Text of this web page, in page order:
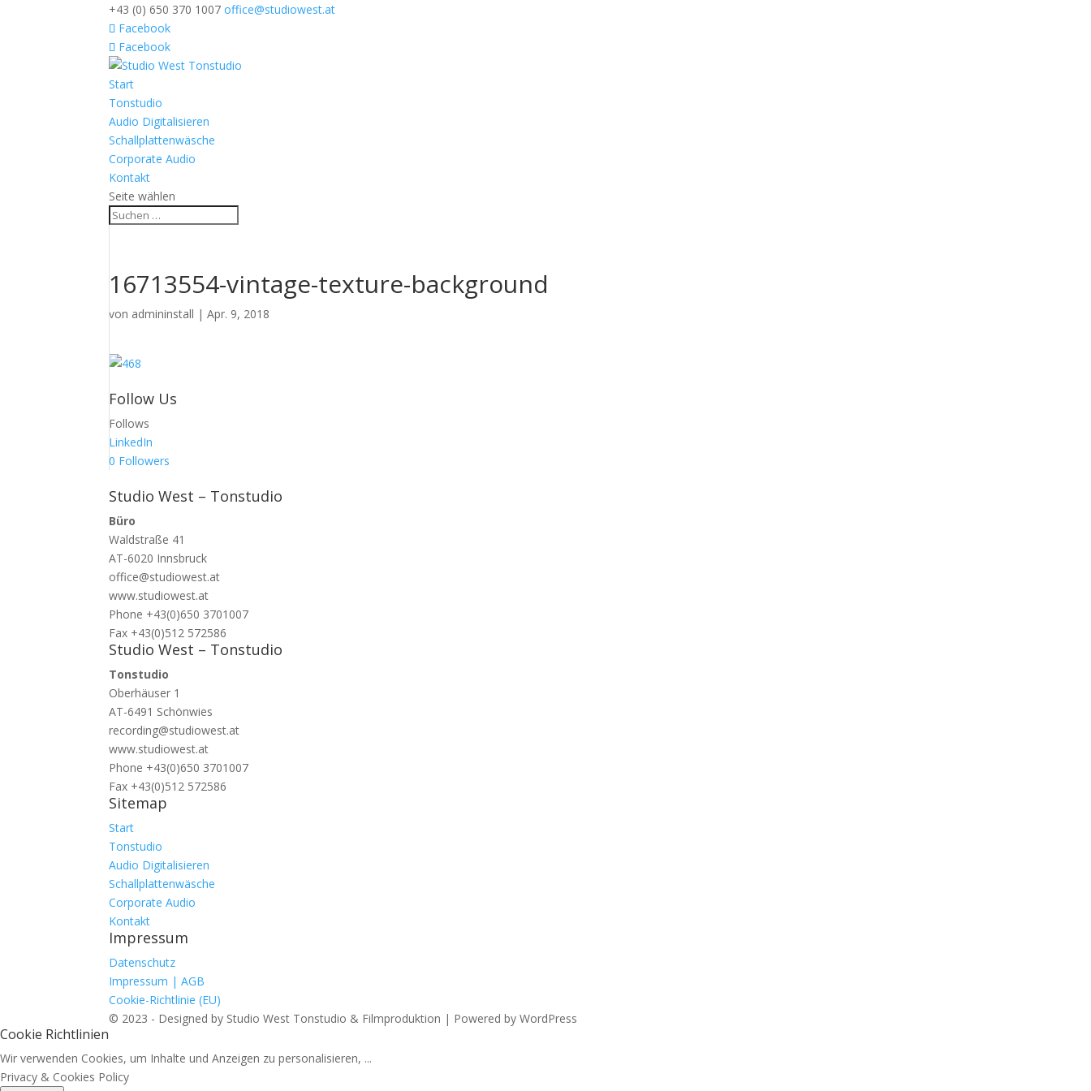
+43 (0) 650 370 1007 office@studiowest.at
Facebook
Facebook
Start
Tonstudio
Audio Digitalisieren
Schallplattenwäsche
Corporate Audio
Kontakt
Seite wählen
16713554-vintage-texture-background
von admininstall |Apr. 9, 2018
Follow Us
Follows
LinkedIn
0 Followers
Studio West – Tonstudio
Büro
Waldstraße 41
AT-6020 Innsbruck
office@studiowest.at
www.studiowest.at
Phone +43(0)650 3701007
Fax +43(0)512 572586
Studio West – Tonstudio
Tonstudio
Oberhäuser 1
AT-6491 Schönwies
recording@studiowest.at
www.studiowest.at
Phone +43(0)650 3701007
Fax +43(0)512 572586
Sitemap
Start
Tonstudio
Audio Digitalisieren
Schallplattenwäsche
Corporate Audio
Kontakt
Impressum
Datenschutz
Impressum | AGB
Cookie-Richtlinie (EU)
© 2023 - Designed by Studio West Tonstudio & Filmproduktion | Powered by WordPress
Cookie Richtlinien
Wir verwenden Cookies, um Inhalte und Anzeigen zu personalisieren, ...
Privacy & Cookies Policy